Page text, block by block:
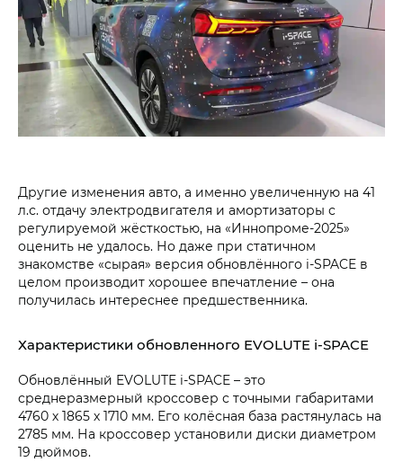
Другие изменения авто, а именно увеличенную на 41
л.с. отдачу электродвигателя и амортизаторы с
регулируемой жёсткостью, на «Иннопроме-2025»
оценить не удалось. Но даже при статичном
знакомстве «сырая» версия обновлённого i‑SPACE в
целом производит хорошее впечатление – она
получилась интереснее предшественника.
Характеристики обновленного EVOLUTE i‑SPACE
Обновлённый EVOLUTE i‑SPACE – это
среднеразмерный кроссовер с точными габаритами
4760 х 1865 х 1710 мм. Его колёсная база растянулась на
2785 мм. На кроссовер установили диски диаметром
19 дюймов.